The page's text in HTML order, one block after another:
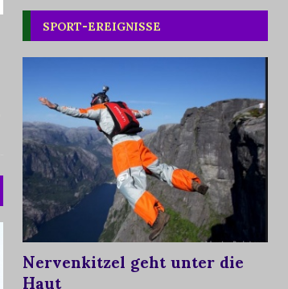
SPORT-EREIGNISSE
Nervenkitzel geht unter die